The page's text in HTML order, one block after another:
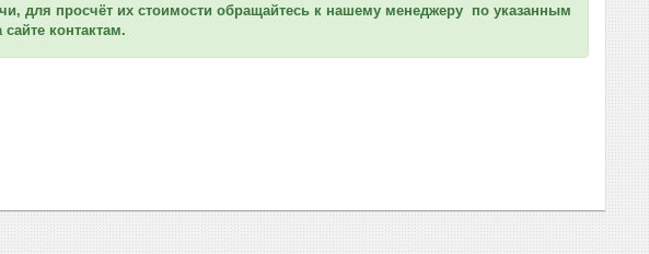
для просчёт их стоимости обращайтесь к нашему менеджеру по указанным
сайте контактам.